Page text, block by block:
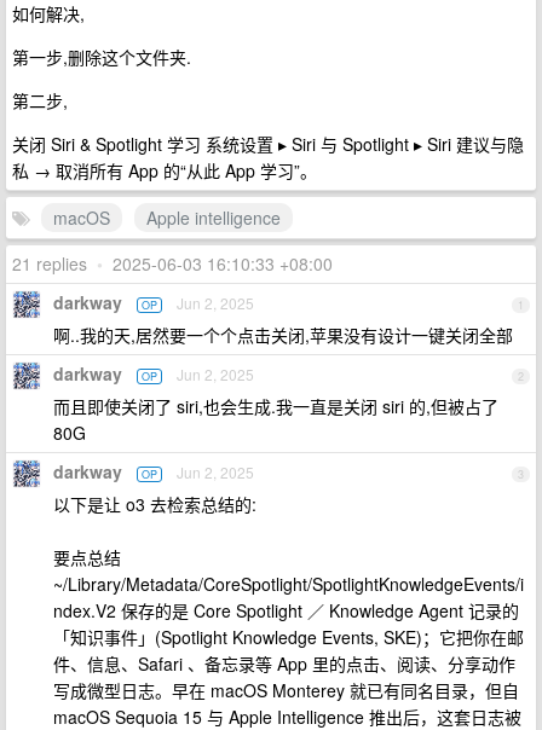
如何解决,
第一步,删除这个文件夹.
第二步,
关闭 Siri & Spotlight 学习 系统设置 ▸ Siri 与 Spotlight ▸ Siri 建议与隐
私 → 取消所有 App 的“从此 App 学习”。
macOS
Apple intelligence
21 replies • 2025-06-03 16:10:33 +08:00
1
darkway OP Jun 2, 2025
啊..我的天,居然要一个个点击关闭,苹果没有设计一键关闭全部
2
darkway OP Jun 2, 2025
而且即使关闭了 siri,也会生成.我一直是关闭 siri 的,但被占了
80G
3
darkway OP Jun 2, 2025
以下是让 o3 去检索总结的:
要点总结
~/Library/Metadata/CoreSpotlight/SpotlightKnowledgeEvents/i
ndex.V2 保存的是 Core Spotlight ／ Knowledge Agent 记录的
「知识事件」(Spotlight Knowledge Events, SKE)；它把你在邮
件、信息、Safari 、备忘录等 App 里的点击、阅读、分享动作
写成微型日志。早在 macOS Monterey 就已有同名目录，但自
macOS Sequoia 15 与 Apple Intelligence 推出后，这套日志被